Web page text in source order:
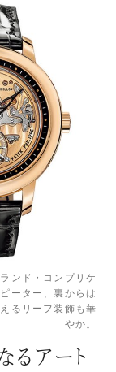
ンド・コンプリケ
ーター、裏からは
るリーフ装飾も華
やか。
るアート